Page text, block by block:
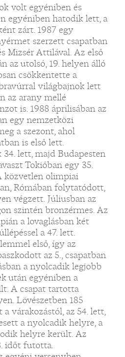
volt egyéniben és
egyéniben hatodik lett, a
zárt. 1987 egy
szerzett csapatban
Mizsér Attilával. Az első
az utolsó, 19. helyen álló
csökkentette a
világbajnok lett
az arany mellé
is. 1988 áprilisában az
egy nemzetközi
a szezont, ahol
is első lett.
lett, majd Budapesten
Tokióban egy 35.
közvetlen olimpiai
Rómában folytatódott,
végzett. Júliusban az
szintén bronzérmes. Az
a lovaglásban két
a 47. lett.
első, így az
az 5., csapatban
a nyolcadik legjobb
után egyéniben a
A csapat tartotta
Lövészetben 185
várakozástól, az 54. lett,
a nyolcadik helyre, a
helyre került. Az
időt futotta.